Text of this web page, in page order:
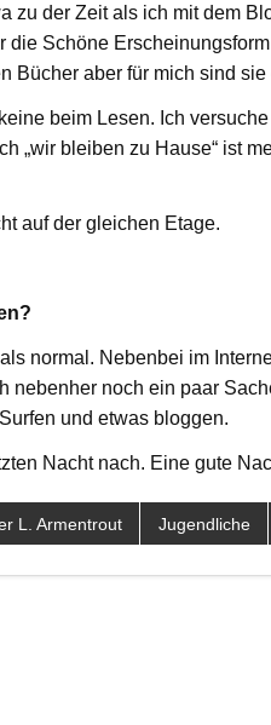
zu der Zeit als ich mit dem
die Schöne
Bücher aber für mich sind sie
beim Lesen. Ich
„wir bleiben zu Hause“ ist
auf der gleichen Etage.
normal. Nebenbei im
nebenher noch ein paar
und etwas bloggen.
Nacht nach. Eine gute
L. Armentrout Jugendliche